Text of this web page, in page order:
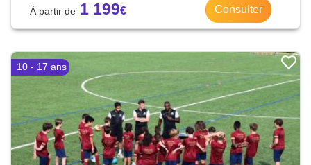
1 199 Consulter
10 - 17 ans